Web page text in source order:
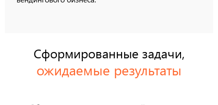
Сформированные задачи,
ожидаемые результаты